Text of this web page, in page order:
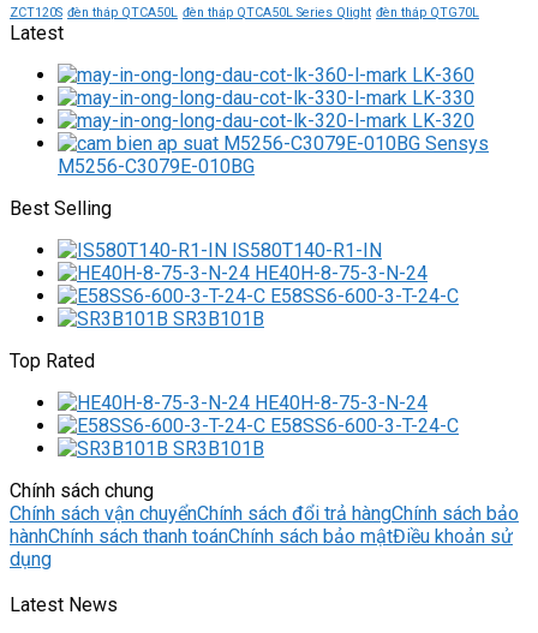
ZCT120S đèn tháp QTCA50L đèn tháp QTCA50L Series Qlight đèn tháp QTG70L
Latest
LK-360
LK-330
LK-320
M5256-C3079E-010BG
Best Selling
IS580T140-R1-IN
HE40H-8-75-3-N-24
E58SS6-600-3-T-24-C
SR3B101B
Top Rated
HE40H-8-75-3-N-24
E58SS6-600-3-T-24-C
SR3B101B
Chính sách chung
Chính sách vận chuyểnChính sách đổi trả hàngChính sách bảo
hànhChính sách thanh toánChính sách bảo mậtĐiều khoản sử
dụng
Latest News